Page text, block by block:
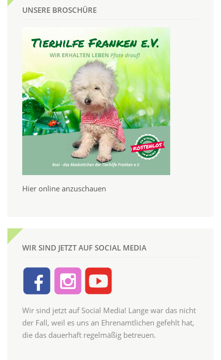
UNSERE BROSCHÜRE
Hier online anzuschauen
WIR SIND JETZT AUF SOCIAL MEDIA
Wir sind jetzt auf Social Media! Lange war das nicht
der Fall, weil es uns an Ehrenamtlichen gefehlt hat,
die das dauerhaft regelmäßig betreuen.